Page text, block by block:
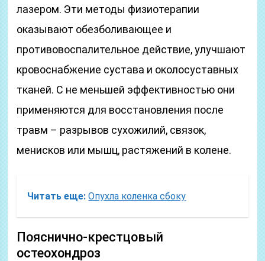
лазером. Эти методы физиотерапии
оказывают обезболивающее и
противовоспалительное действие, улучшают
кровоснабжение сустава и околосуставных
тканей. С не меньшей эффективностью они
применяются для восстановления после
травм – разрывов сухожилий, связок,
менисков или мышц, растяжений в колене.
Читать еще: Опухла коленка сбоку
Пояснично-крестцовый
остеохондроз